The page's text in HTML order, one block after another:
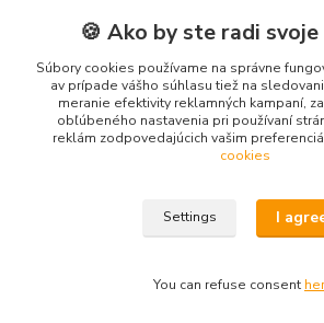
+421 915 709 534
(Mo-Fri, 9-17 hod.) or Whatsap 24/7
skifi.space@gmail.com
🍪 Ako by ste radi svoje
Súbory cookies používame na správne
av prípade vášho súhlasu tiež na
meranie efektivity reklamných kampaní,
obľúbeného nastavenia pri používaní
reklám zodpovedajúcich vašim
cookies
Settings I
You can refuse consent